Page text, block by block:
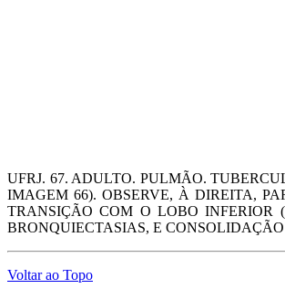
UFRJ. 67. ADULTO. PULMÃO.
IMAGEM 66). OBSERVE, À DIREITA,
TRANSIÇÃO COM O LOBO INFERIOR
BRONQUIECTASIAS, E
Voltar ao Topo